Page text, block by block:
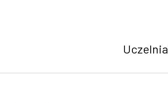
Uczelnia